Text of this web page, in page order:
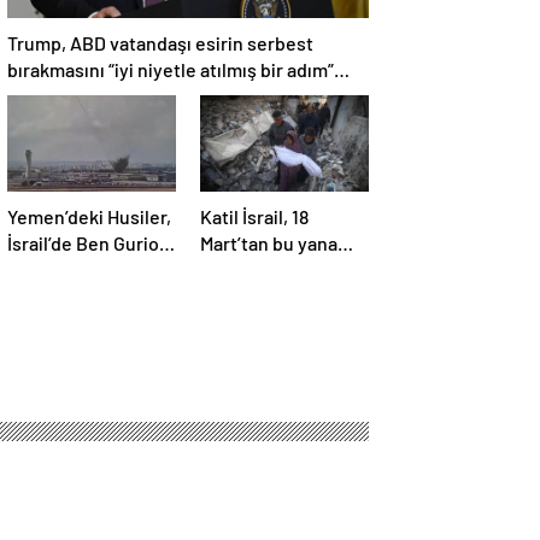
Trump, ABD vatandaşı esirin serbest
bırakmasını “iyi niyetle atılmış bir adım”
olarak değerlendirdi
Yemen’deki Husiler,
İsrail’de Ben Gurion
Katil İsrail, 18
Mart’tan bu yana